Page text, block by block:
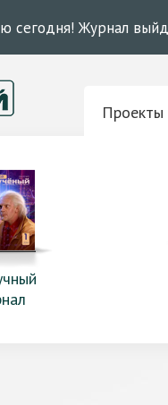
сегодня! Журнал
Проекты